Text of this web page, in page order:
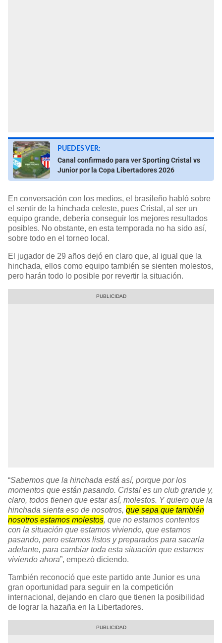
PUEDES VER:
Canal confirmado para ver Sporting Cristal vs
Junior por la Copa Libertadores 2026
En conversación con los medios, el brasileño habló sobre
el sentir de la hinchada celeste, pues Cristal, al ser un
equipo grande, debería conseguir los mejores resultados
posibles. No obstante, en esta temporada no ha sido así,
sobre todo en el torneo local.
El jugador de 29 años dejó en claro que, al igual que la
hinchada, ellos como equipo también se sienten molestos,
pero harán todo lo posible por revertir la situación.
“Sabemos que la hinchada está así, porque por los
momentos que están pasando. Cristal es un club grande y,
claro, todos tienen que estar así, molestos. Y quiero que la
hinchada sienta eso de nosotros, que sepa que también
nosotros estamos molestos, que no estamos contentos
con la situación que estamos viviendo, que estamos
pasando, pero estamos listos y preparados para sacarla
adelante, para cambiar toda esta situación que estamos
viviendo ahora”, empezó diciendo.
También reconoció que este partido ante Junior es una
gran oportunidad para seguir en la competición
internacional, dejando en claro que tienen la posibilidad
de lograr la hazaña en la Libertadores.